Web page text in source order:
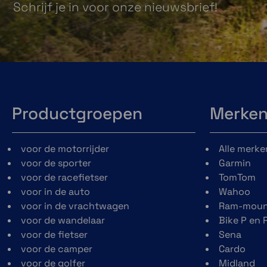
mogelijk is, zodat je je
routes kunt plannen
op basis van de
verkeersdrukte. Voor
het ontvangen van
gekoppeld zijn met je
telefoon.
flitsinformatie
de TomTom
gekoppeld zijn
telefoon.
Weersbestendig
ontwerp
Staande weergave
Draai naar de
Schrijf je in voor onze nieuwsbrief!
Productgroepen
voor de motorrijder
voor de sporter
voor de racefietser
voor in de auto
voor in de vrachtwagen
voor de wandelaar
voor de fietser
voor de camper
voor de golfer
Merken
Alle
Garmin
TomTom
Wahoo
Ram-
Bike P en
Sena
Cardo
Midland